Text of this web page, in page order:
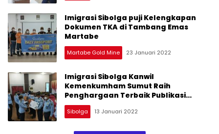
Imigrasi Sibolga puji Kelengkapan
Dokumen TKA di Tambang Emas
Martabe
Martabe Gold Mine 23 Januari 2022
Imigrasi Sibolga Kanwil
Kemenkumham Sumut Raih
Penghargaan Terbaik Publikasi
Kehumasan
Sibolga 13 Januari 2022